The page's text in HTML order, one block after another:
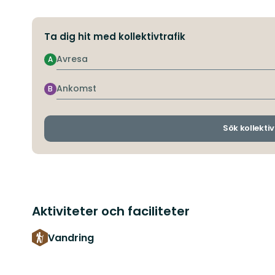
Ta dig hit med kollektivtrafik
Avresa
A
Ankomst
B
Sök
Aktiviteter och faciliteter
Vandring